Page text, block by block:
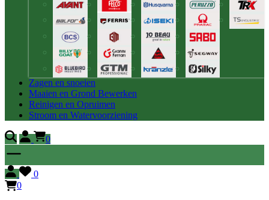
Zagen en snoeien
Maaien en Grond Bewerken
Reinigen en Opruimen
Stroom en Watervoorziening
0
0
0